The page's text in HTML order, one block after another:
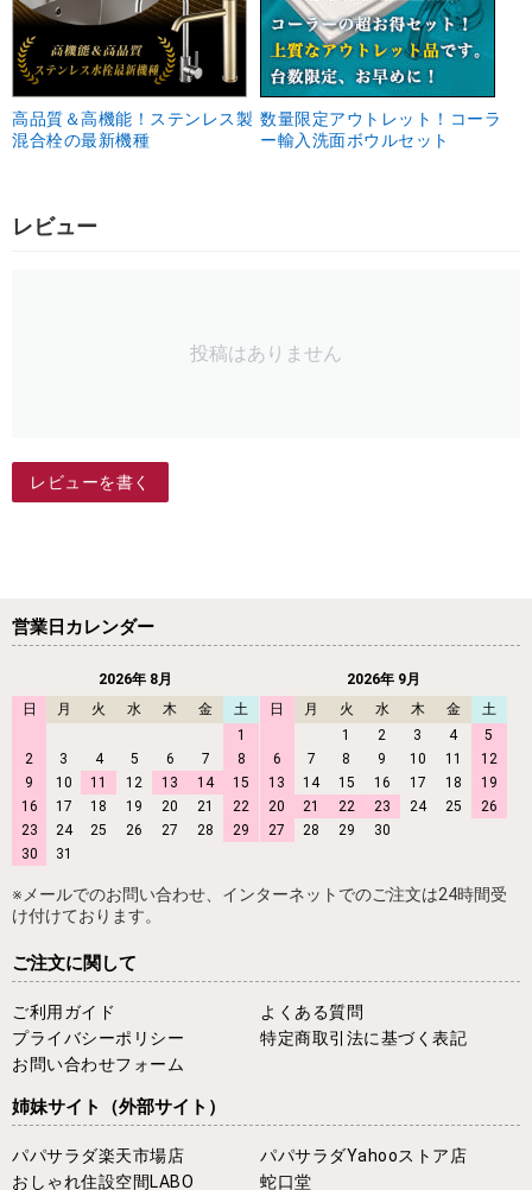
高品質＆高機能！ステンレス製
混合栓の最新機種
数量限定アウトレット！コーラ
ー輸入洗面ボウルセット
レビュー
投稿はありません
レビューを書く
営業日カレンダー
2026年 8月
日
月 火 水 木 金
土
1
2
3 4 5 6 7
8
9
10 11 12 13 14
15
16
17 18 19 20 21
22
23
24 25 26 27 28
29
30
31
2026年 9月
日
月 火 水 木 金
土
1
2 3 4
5
6
7 8 9 10 11
12
13
14 15 16 17 18
19
20
21 22 23 24 25
26
27
28 29 30
※メールでのお問い合わせ、インターネットでのご注文は24時間受
け付けております。
ご注文に関して
ご利用ガイド
よくある質問
プライバシーポリシー
特定商取引法に基づく表記
お問い合わせフォーム
姉妹サイト （外部サイト）
パパサラダ楽天市場店
パパサラダYahooストア店
おしゃれ住設空間LABO
蛇口堂